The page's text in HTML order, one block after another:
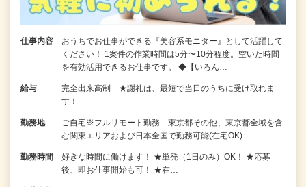
仕事内容
おうちでお仕事ができる『美容系モニター』として活躍して
ください！ 1案件の作業時間は5分〜10分程度。空いた時間
を有効活用できるお仕事です。 ◆【いろん…
給与
完全出来高制 ★謝礼は、最短で当日のうちに受け取れま
す！
勤務地
ご自宅※フルリモート勤務 東京都その他、東京都全域を含
む関東エリアおよび日本全国で勤務可能(在宅OK)
勤務時間
好きな時間に働けます！ ★単発（1日のみ）OK！ ★応募
後、即お仕事開始も可！ ★在…